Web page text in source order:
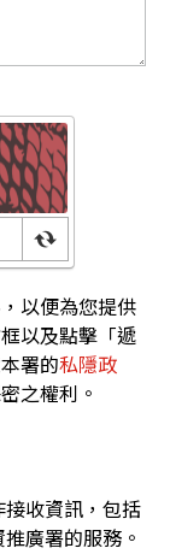
以便為您提供
以及點擊「遞
署的私隱政
之權利。
收資訊，包括
廣署的服務。